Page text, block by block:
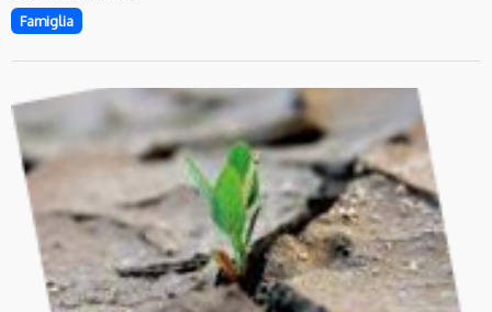
Famiglia